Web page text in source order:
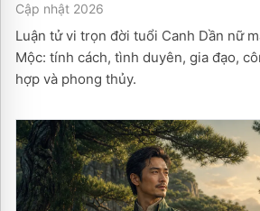
Cập nhật 2026
Luận tử vi trọn đời tuổi Canh Dần nữ
Mộc: tính cách, tình duyên, gia đạo,
hợp và phong thủy.